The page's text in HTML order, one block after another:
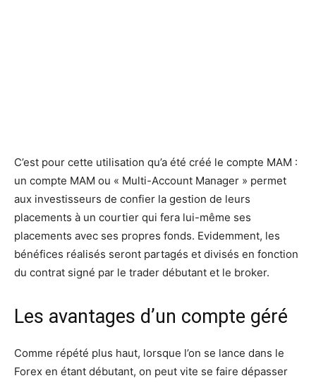
C’est pour cette utilisation qu’a été créé le compte MAM :
un compte MAM ou « Multi-Account Manager » permet
aux investisseurs de confier la gestion de leurs
placements à un courtier qui fera lui-même ses
placements avec ses propres fonds. Evidemment, les
bénéfices réalisés seront partagés et divisés en fonction
du contrat signé par le trader débutant et le broker.
Les avantages d’un compte géré
Comme répété plus haut, lorsque l’on se lance dans le
Forex en étant débutant, on peut vite se faire dépasser